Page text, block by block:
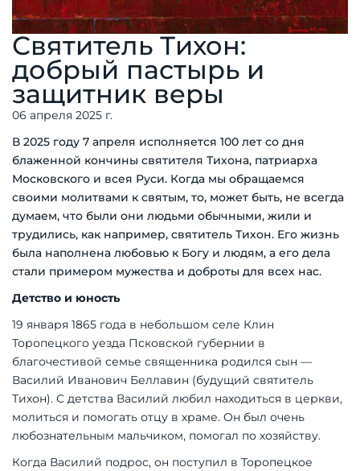
Святитель Тихон:
добрый пастырь и
защитник веры
06 апреля 2025 г.
В 2025 году 7 апреля исполняется 100 лет со дня
блаженной кончины святителя Тихона, патриарха
Московского и всея Руси. Когда мы обращаемся
своими молитвами к святым, то, может быть, не всегда
думаем, что были они людьми обычными, жили и
трудились, как например, святитель Тихон. Его жизнь
была наполнена любовью к Богу и людям, а его дела
стали примером мужества и доброты для всех нас.
Детство и юность
19 января 1865 года в небольшом селе Клин
Торопецкого уезда Псковской губернии в
благочестивой семье священника родился сын —
Василий Иванович Беллавин (будущий святитель
Тихон). С детства Василий любил находиться в церкви,
молиться и помогать отцу в храме. Он был очень
любознательным мальчиком, помогал по хозяйству.
Когда Василий подрос, он поступил в Торопецкое